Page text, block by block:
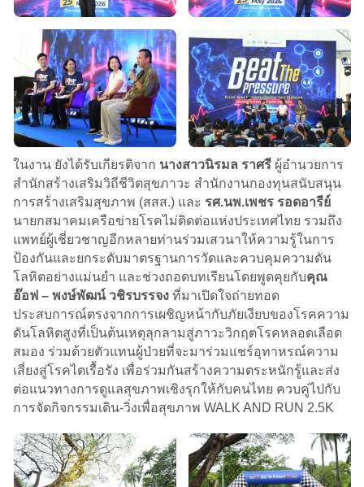
ในงาน ยังได้รับเกียรติจาก นางสาวนิรมล ราศรี ผู้อำนวยการ
สำนักสร้างเสริมวิถีชีวิตสุขภาวะ สำนักงานกองทุนสนับสนุน
การสร้างเสริมสุขภาพ (สสส.) และ รศ.นพ.เพชร รอดอารีย์
นายกสมาคมเครือข่ายโรคไม่ติดต่อแห่งประเทศไทย รวมถึง
แพทย์ผู้เชี่ยวชาญอีกหลายท่านร่วมเสวนาให้ความรู้ในการ
ป้องกันและยกระดับมาตรฐานการวัดและควบคุมความดัน
โลหิตอย่างแม่นยำ และช่วงถอดบทเรียนโดยพูดคุยกับคุณ
อ๊อฟ – พงษ์พัฒน์ วชิรบรรจง ที่มาเปิดใจถ่ายทอด
ประสบการณ์ตรงจากการเผชิญหน้ากับภัยเงียบของโรคความ
ดันโลหิตสูงที่เป็นต้นเหตุลุกลามสู่ภาวะวิกฤตโรคหลอดเลือด
สมอง ร่วมด้วยตัวแทนผู้ป่วยที่จะมาร่วมแชร์อุทาหรณ์ความ
เสี่ยงสู่โรคไตเรื้อรัง เพื่อร่วมกันสร้างความตระหนักรู้และส่ง
ต่อแนวทางการดูแลสุขภาพเชิงรุกให้กับคนไทย ควบคู่ไปกับ
การจัดกิจกรรมเดิน-วิ่งเพื่อสุขภาพ WALK AND RUN 2.5K